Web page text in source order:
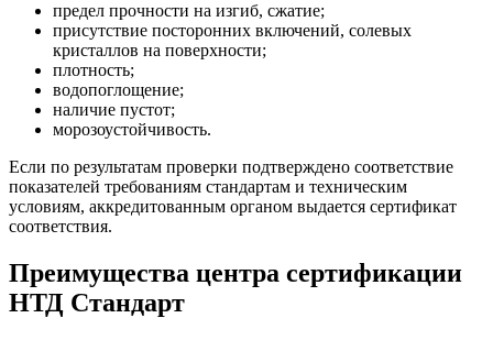
предел прочности на изгиб, сжатие;
присутствие посторонних включений, солевых
кристаллов на поверхности;
плотность;
водопоглощение;
наличие пустот;
морозоустойчивость.
Если по результатам проверки подтверждено соответствие
показателей требованиям стандартам и техническим
условиям, аккредитованным органом выдается сертификат
соответствия.
Преимущества центра сертификации
НТД Стандарт